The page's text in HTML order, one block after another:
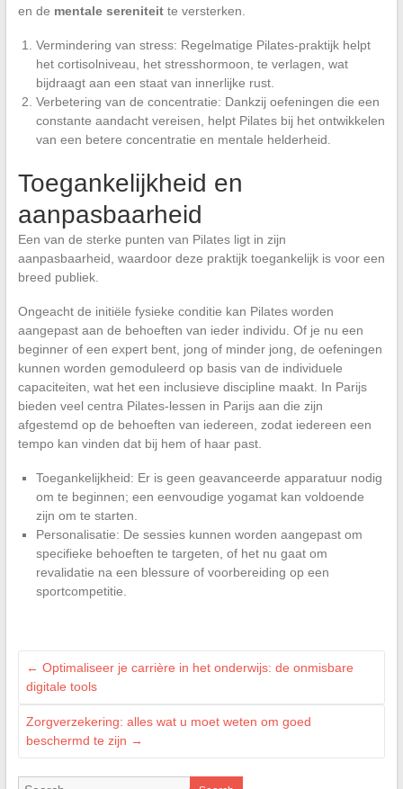
en de mentale sereniteitte versterken.
Vermindering van stress: Regelmatige Pilates-praktijk helpt
het cortisolniveau, het stresshormoon, te verlagen, wat
bijdraagt aan een staat van innerlijke rust.
Verbetering van de concentratie: Dankzij oefeningen die een
constante aandacht vereisen, helpt Pilates bij het ontwikkelen
van een betere concentratie en mentale helderheid.
Toegankelijkheid en
aanpasbaarheid
Een van de sterke punten van Pilates ligt in zijn
aanpasbaarheid, waardoor deze praktijk toegankelijk is voor een
breed publiek.
Ongeacht de initiële fysieke conditie kan Pilates worden
aangepast aan de behoeften van ieder individu. Of je nu een
beginner of een expert bent, jong of minder jong, de oefeningen
kunnen worden gemoduleerd op basis van de individuele
capaciteiten, wat het een inclusieve discipline maakt. In Parijs
bieden veel centra Pilates-lessen in Parijs aan die zijn
afgestemd op de behoeften van iedereen, zodat iedereen een
tempo kan vinden dat bij hem of haar past.
Toegankelijkheid: Er is geen geavanceerde apparatuur nodig
om te beginnen; een eenvoudige yogamat kan voldoende
zijn om te starten.
Personalisatie: De sessies kunnen worden aangepast om
specifieke behoeften te targeten, of het nu gaat om
revalidatie na een blessure of voorbereiding op een
sportcompetitie.
← Optimaliseer je carrière in het onderwijs: de onmisbare
digitale tools
Zorgverzekering: alles wat u moet weten om goed
beschermd te zijn →